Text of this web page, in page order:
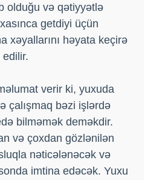
olduğu və qətiyyətlə
getdiyi üçün
xəyallarını həyata keçirə
verir ki, yuxuda
çalışmaq bəzi işlərdə
bilməmək deməkdir.
və çoxdan gözlənilən
nəticələnəcək və
imtina edəcək. Yuxu